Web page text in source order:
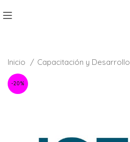
Inicio Capacitación y Desarrollo
-20%